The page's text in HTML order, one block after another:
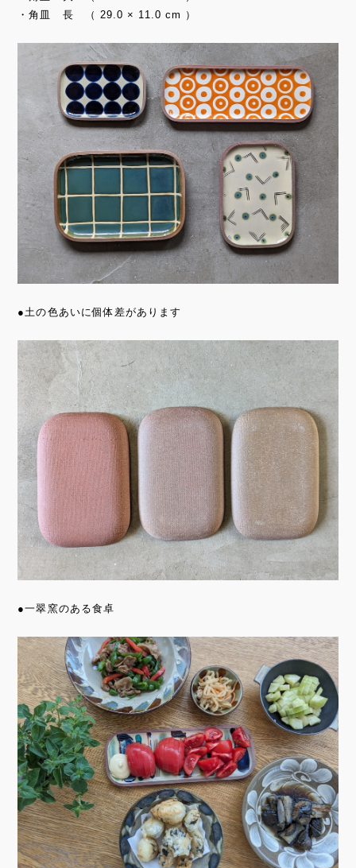
・角皿 長 （ 29.0 × 11.0 cm ）
●土の色あいに個体差があります
●一翠窯のある食卓